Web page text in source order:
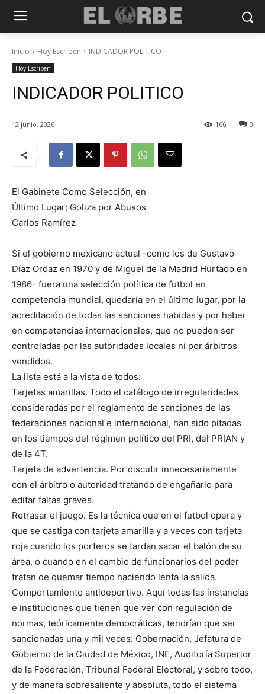
Inicio Hoy Escriben INDICADOR POLITICO
Hoy Escriben
INDICADOR POLITICO
12 junio, 2026 0
166
El Gabinete Como Selección, en
Último Lugar; Goliza por Abusos
Carlos Ramírez
Si el gobierno mexicano actual -como los de Gustavo
Díaz Ordaz en 1970 y de Miguel de la Madrid Hurtado en
1986- fuera una selección política de futbol en
competencia mundial, quedaría en el último lugar, por la
acreditación de todas las sanciones habidas y por haber
en competencias internacionales, que no pueden ser
controladas por las autoridades locales ni por árbitros
vendidos.
La lista está a la vista de todos:
Tarjetas amarillas. Todo el catálogo de irregularidades
consideradas por el reglamento de sanciones de las
federaciones nacional e internacional, han sido pitadas
en los tiempos del régimen político del PRI, del PRIAN y
de la 4T.
Tarjeta de advertencia. Por discutir innecesariamente
con el árbitro o autoridad tratando de engañarlo para
editar faltas graves.
Retrasar el juego. Es la técnica que en el futbol opera y
que se castiga con tarjeta amarilla y a veces con tarjeta
roja cuando los porteros se tardan sacar el balón de su
área, o cuando en el cambio de funcionarios del poder
tratan de quemar tiempo haciendo lenta la salida.
Comportamiento antideportivo. Aquí todas las instancias
e instituciones que tienen que ver con regulación de
normas, teóricamente democráticas, tendrían que ser
sancionadas una y mil veces: Gobernación, Jefatura de
Gobierno de la Ciudad de México, INE, Auditoría Superior
de la Federación, Tribunal Federal Electoral, y sobre todo,
y de manera sobresaliente y absoluta, todo el sistema